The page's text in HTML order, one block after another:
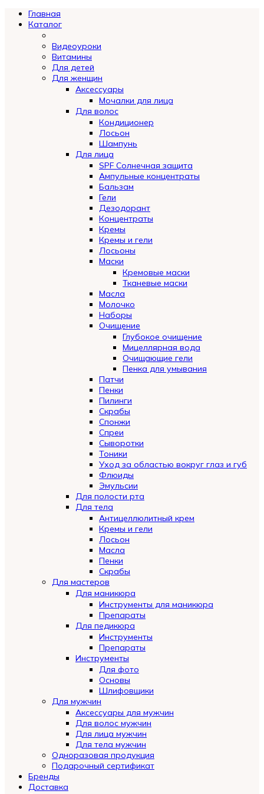
Главная
Каталог
Видеоуроки
Витамины
Для детей
Для женщин
Аксессуары
Мочалки для лица
Для волос
Кондиционер
Лосьон
Шампунь
Для лица
SPF Солнечная защита
Ампульные концентраты
Бальзам
Гели
Дезодорант
Концентраты
Кремы
Кремы и гели
Лосьоны
Маски
Кремовые маски
Тканевые маски
Масла
Молочко
Наборы
Очищение
Глубокое очищение
Мицеллярная вода
Очищающие гели
Пенка для умывания
Патчи
Пенки
Пилинги
Скрабы
Спонжи
Спреи
Сыворотки
Тоники
Уход за областью вокруг глаз и губ
Флюиды
Эмульсии
Для полости рта
Для тела
Антицеллюлитный крем
Кремы и гели
Лосьон
Масла
Пенки
Скрабы
Для мастеров
Для маникюра
Инструменты для маникюра
Препараты
Для педикюра
Инструменты
Препараты
Инструменты
Для фото
Основы
Шлифовщики
Для мужчин
Аксессуары для мужчин
Для волос мужчин
Для лица мужчин
Для тела мужчин
Одноразовая продукция
Подарочный сертификат
Automatically
Hierarchic
Бренды
Доставка